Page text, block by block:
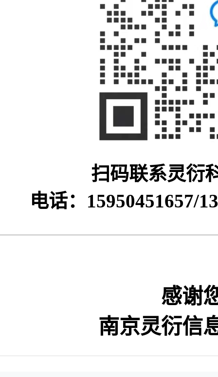
扫码联系灵衍
电话：15950451657/
感谢
南京灵衍信